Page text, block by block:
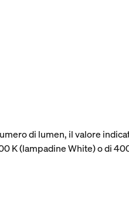
di lumen, il valore
K (lampadine White) o di